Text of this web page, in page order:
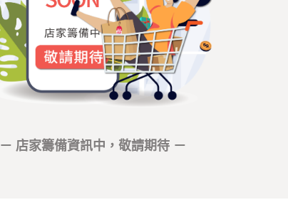
－ 店家籌備資訊中，敬請期待 －